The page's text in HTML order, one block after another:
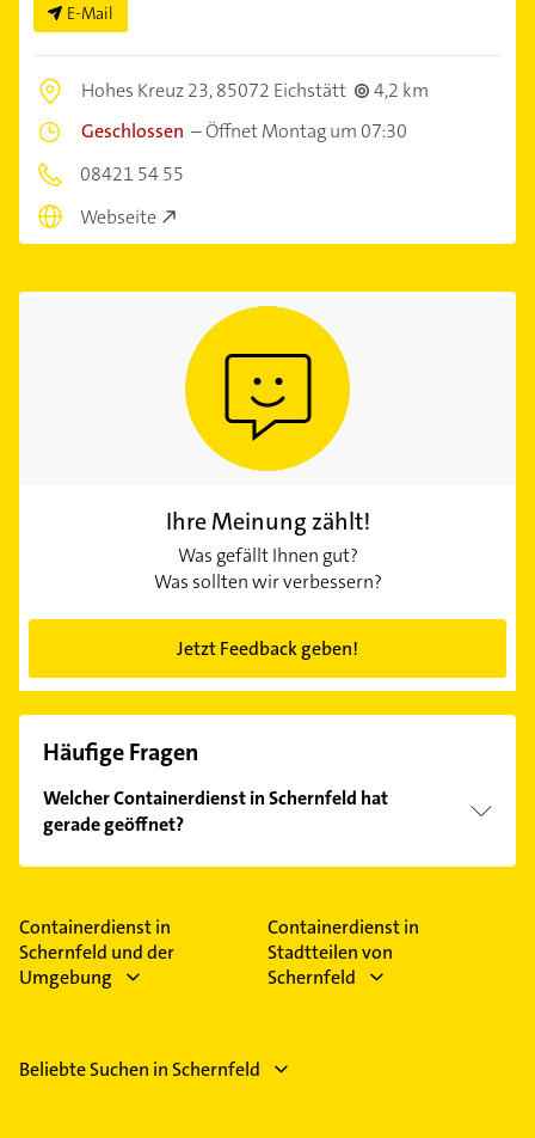
E-Mail
Hohes Kreuz 23,85072 Eichstätt
4,2 km
Geschlossen –Öffnet Montag um 07:30
08421 54 55
Webseite
Ihre Meinung zählt!
Was gefällt Ihnen gut?
Was sollten wir verbessern?
Jetzt Feedback geben!
Häufige Fragen
Welcher Containerdienst in Schernfeld hat
gerade geöffnet?
Im Anbieter-Bereich finden Sie alleÖffnungszeiten.
Feiertagen abweichen können.
Containerdienst in
Schernfeld und der
Umgebung
Containerdienst in
Stadtteilen von
Schernfeld
Beliebte Suchen in Schernfeld